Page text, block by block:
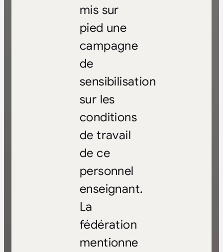
mis sur
pied une
campagne
de
sensibilisation
sur les
conditions
de travail
de ce
personnel
enseignant.
La
fédération
mentionne